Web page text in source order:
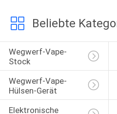
Beliebte
Wegwerf-Vape-
Stock
Wegwerf-Vape-
Hülsen-Gerät
Elektronische